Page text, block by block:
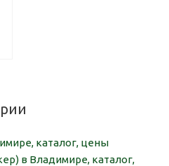
каталог, цены
в Владимире, каталог,